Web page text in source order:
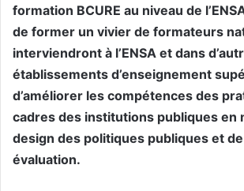
formation BCURE au niveau de
de former un vivier de formateurs
interviendront à l’ENSA et dans
établissements d’enseignement
d’améliorer les compétences des
cadres des institutions publiques en
design des politiques publiques et
évaluation.